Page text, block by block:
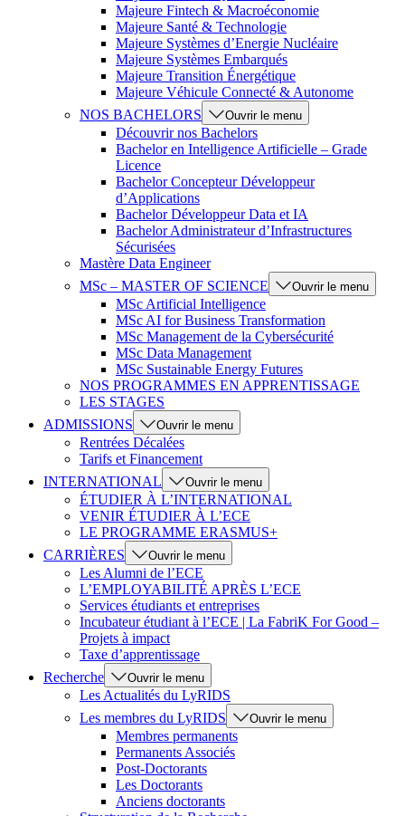
Majeure Fintech & Macroéconomie
Majeure Santé & Technologie
Majeure Systèmes d’Energie Nucléaire
Majeure Systèmes Embarqués
Majeure Transition Énergétique
Majeure Véhicule Connecté & Autonome
NOS BACHELORS
Ouvrir le menu
Découvrir nos Bachelors
Bachelor en Intelligence Artificielle – Grade
Licence
Bachelor Concepteur Développeur
d’Applications
Bachelor Développeur Data et IA
Bachelor Administrateur d’Infrastructures
Sécurisées
Mastère Data Engineer
MSc – MASTER OF SCIENCE
Ouvrir le menu
MSc Artificial Intelligence
MSc AI for Business Transformation
MSc Management de la Cybersécurité
MSc Data Management
MSc Sustainable Energy Futures
NOS PROGRAMMES EN APPRENTISSAGE
LES STAGES
ADMISSIONS
Ouvrir le menu
Rentrées Décalées
Tarifs et Financement
INTERNATIONAL
Ouvrir le menu
ÉTUDIER À L’INTERNATIONAL
VENIR ÉTUDIER À L’ECE
LE PROGRAMME ERASMUS+
CARRIÈRES
Ouvrir le menu
Les Alumni de l’ECE
L’EMPLOYABILITÉ APRÈS L’ECE
Services étudiants et entreprises
Incubateur étudiant à l’ECE | La FabriK For Good –
Projets à impact
Taxe d’apprentissage
Recherche
Ouvrir le menu
Les Actualités du LyRIDS
Les membres du LyRIDS
Ouvrir le menu
Membres permanents
Permanents Associés
Post-Doctorants
Les Doctorants
Anciens doctorants